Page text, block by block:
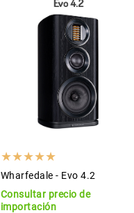
Wharfedale - Evo 4.2
Consultar precio de
importación